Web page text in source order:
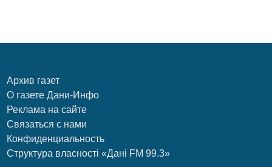
Архив газет
О газете Дани-Инфо
Реклама на сайте
Связаться с нами
Конфиденциальность
Структура власності «Дані FM 99.3»